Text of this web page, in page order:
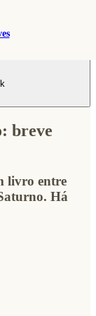
breve
livro entre
Há